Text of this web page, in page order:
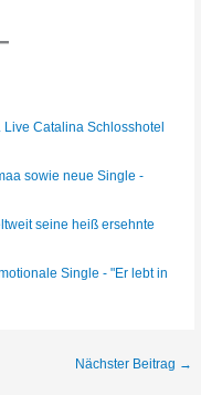
Live Catalina Schlosshotel
sowie neue Single -
seine heiß ersehnte
Single - "Er lebt in
Nächster Beitrag →